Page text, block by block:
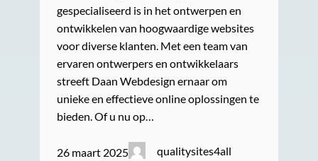
gespecialiseerd is in het ontwerpen en
ontwikkelen van hoogwaardige websites
voor diverse klanten. Met een team van
ervaren ontwerpers en ontwikkelaars
streeft Daan Webdesign ernaar om
unieke en effectieve online oplossingen te
bieden. Of u nu op…
26 maart 2025 qualitysites4all